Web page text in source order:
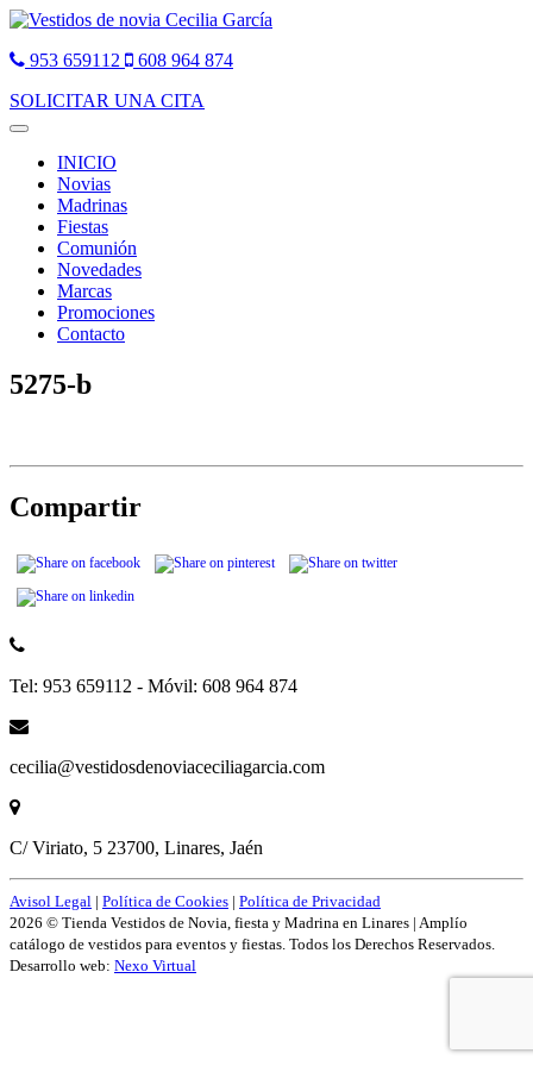
953 659112
608 964 874
SOLICITAR UNA CITA
Toggle
navigationINICIO
Novias
Madrinas
Fiestas
Comunión
Novedades
Marcas
Promociones
Contacto
5275-b
Compartir
Tel: 953 659112 - Móvil: 608 964 874
cecilia@vestidosdenoviaceciliagarcia.com
C/ Viriato, 5 23700, Linares, Jaén
Avisol Legal | Política de Cookies | Política de Privacidad
2026 © Tienda Vestidos de Novia, fiesta y Madrina en Linares | Amplío
catálogo de vestidos para eventos y fiestas. Todos los Derechos Reservados.
Desarrollo web: Nexo Virtual